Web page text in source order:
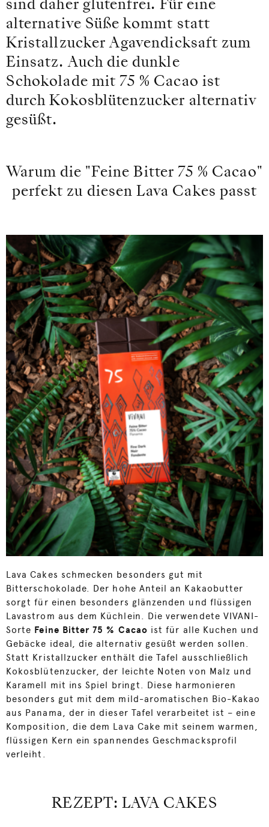
sind daher glutenfrei. Für eine
alternative Süße kommt statt
Kristallzucker Agavendicksaft zum
Einsatz. Auch die dunkle
Schokolade mit 75 % Cacao ist
durch Kokosblütenzucker alternativ
gesüßt.
Warum die "Feine Bitter 75 % Cacao"
perfekt zu diesen Lava Cakes passt
Lava Cakes schmecken besonders gut mit
Bitterschokolade. Der hohe Anteil an Kakaobutter
sorgt für einen besonders glänzenden und flüssigen
Lavastrom aus dem Küchlein. Die verwendete VIVANI-
Sorte Feine Bitter 75 % Cacao ist für alle Kuchen und
Gebäcke ideal, die alternativ gesüßt werden sollen.
Statt Kristallzucker enthält die Tafel ausschließlich
Kokosblütenzucker, der leichte Noten von Malz und
Karamell mit ins Spiel bringt. Diese harmonieren
besonders gut mit dem mild-aromatischen Bio-Kakao
aus Panama, der in dieser Tafel verarbeitet ist – eine
Komposition, die dem Lava Cake mit seinem warmen,
flüssigen Kern ein spannendes Geschmacksprofil
verleiht.
REZEPT: LAVA CAKES